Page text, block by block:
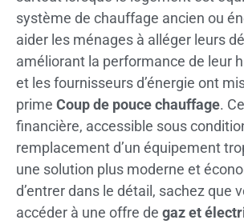
système de chauffage ancien ou
aider les ménages à alléger leurs
améliorant la performance de leur
et les fournisseurs d’énergie ont
prime Coup de pouce chauffage.
financière, accessible sous
remplacement d’un équipement
une solution plus moderne et
d’entrer dans le détail, sachez que
accéder à une offre de gaz et